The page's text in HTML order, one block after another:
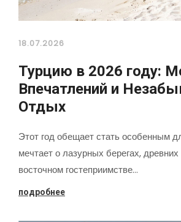
18.07.2026
Турцию в 2026 году:
Впечатлений и
Отдых
Этот год обещает стать особенным
мечтает о лазурных берегах,
восточном гостеприимстве…
подробнее